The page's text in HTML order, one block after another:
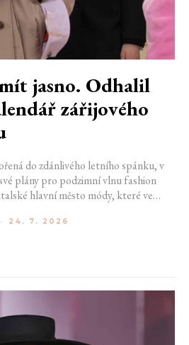
jasno. Odhalil
zářijového
do zdánlivého letního spánku, v
plány pro podzimní vlnu fashion
hlavní město módy, které ve
jména, pozornost však zaměří
- 24. 7. 2026